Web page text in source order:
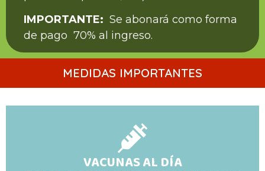
IMPORTANTE: Se abonará como forma
de pago 70% al ingreso.
MEDIDAS IMPORTANTES
VACUNAS AL DÍA